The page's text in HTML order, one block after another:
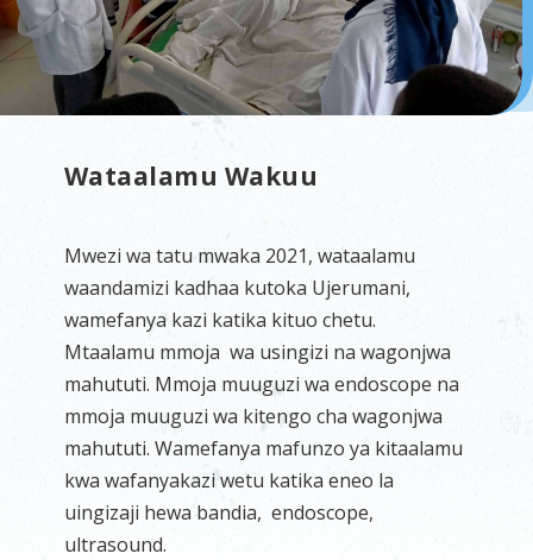
Wataalamu Wakuu
Mwezi wa tatu mwaka 2021, wataalamu
waandamizi kadhaa kutoka Ujerumani,
wamefanya kazi katika kituo chetu.
Mtaalamu mmoja wa usingizi na wagonjwa
mahututi. Mmoja muuguzi wa endoscope na
mmoja muuguzi wa kitengo cha wagonjwa
mahututi. Wamefanya mafunzo ya kitaalamu
kwa wafanyakazi wetu katika eneo la
uingizaji hewa bandia, endoscope,
ultrasound.